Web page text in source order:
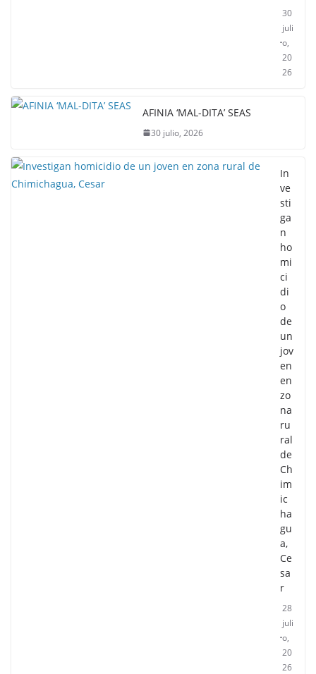
30
juli
o,
20
26
AFINIA ‘MAL-DITA’ SEAS
30 julio, 2026
In
ve
sti
ga
n
ho
mi
ci
di
o
de
un
jov
en
en
zo
na
ru
ral
de
Ch
im
ic
ha
gu
a,
Ce
sa
r
28
juli
o,
20
26